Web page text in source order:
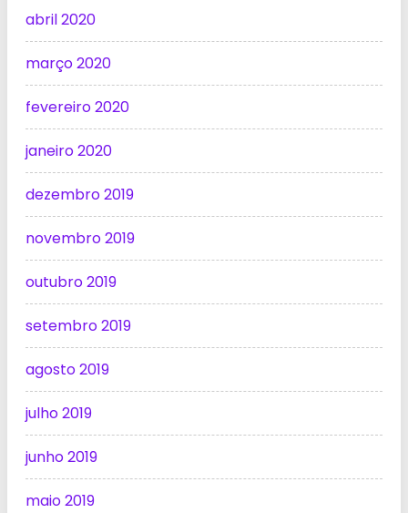
abril 2020
março 2020
fevereiro 2020
janeiro 2020
dezembro 2019
novembro 2019
outubro 2019
setembro 2019
agosto 2019
julho 2019
junho 2019
maio 2019